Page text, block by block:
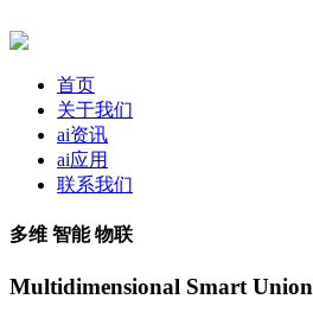
首页
关于我们
ai资讯
ai应用
联系我们
多维 智能 物联
Multidimensional Smart Union